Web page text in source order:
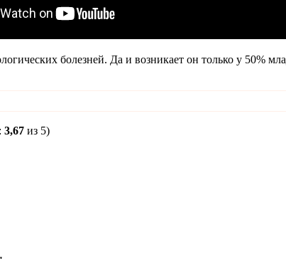
болезней. Да и возникает он только у 50%
3,67 из 5)